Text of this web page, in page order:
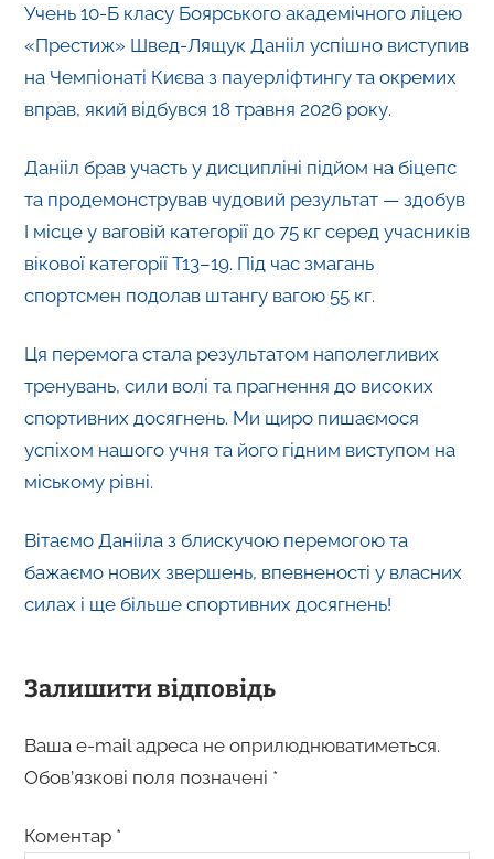
Учень 10-Б класу Боярського академічного ліцею
«Престиж» Швед-Лящук Данііл успішно виступив
на Чемпіонаті Києва з пауерліфтингу та окремих
вправ, який відбувся 18 травня 2026 року.
Данііл брав участь у дисципліні підйом на біцепс
та продемонстрував чудовий результат — здобув
І місце у ваговій категорії до 75 кг серед учасників
вікової категорії T13–19. Під час змагань
спортсмен подолав штангу вагою 55 кг.
Ця перемога стала результатом наполегливих
тренувань, сили волі та прагнення до високих
спортивних досягнень. Ми щиро пишаємося
успіхом нашого учня та його гідним виступом на
міському рівні.
Вітаємо Данііла з блискучою перемогою та
бажаємо нових звершень, впевненості у власних
силах і ще більше спортивних досягнень!
Залишити відповідь
Ваша e-mail адреса не оприлюднюватиметься.
Обов’язкові поля позначені *
Коментар *